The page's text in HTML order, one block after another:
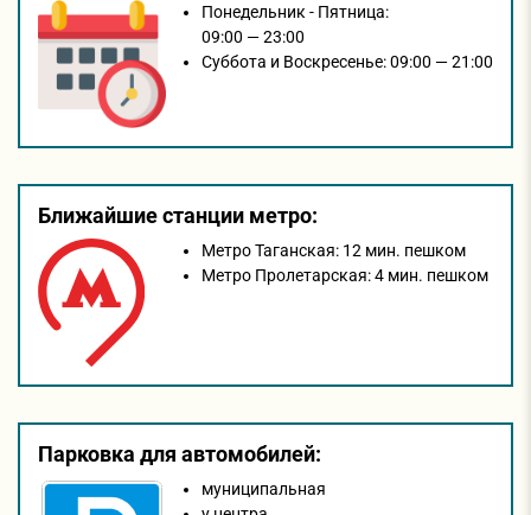
Понедельник - Пятница:
09:00 — 23:00
Суббота и Воскресенье:09:00 — 21:00
Ближайшие станции метро:
Метро Таганская: 12 мин. пешком
Метро Пролетарская:4 мин. пешком
Парковка для автомобилей:
муниципальная